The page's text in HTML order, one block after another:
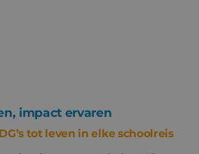
impact ervaren
tot leven in elke schoolreis